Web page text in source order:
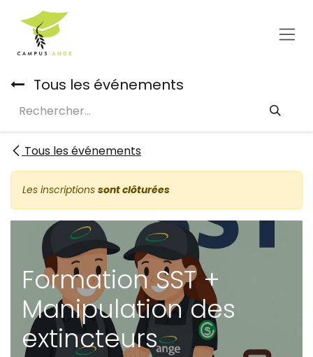
Se rendre au contenu
Tous les événements
Tous les événements
Les inscriptions sont clôturées
Formation SST +
Manipulation des
extincteurs